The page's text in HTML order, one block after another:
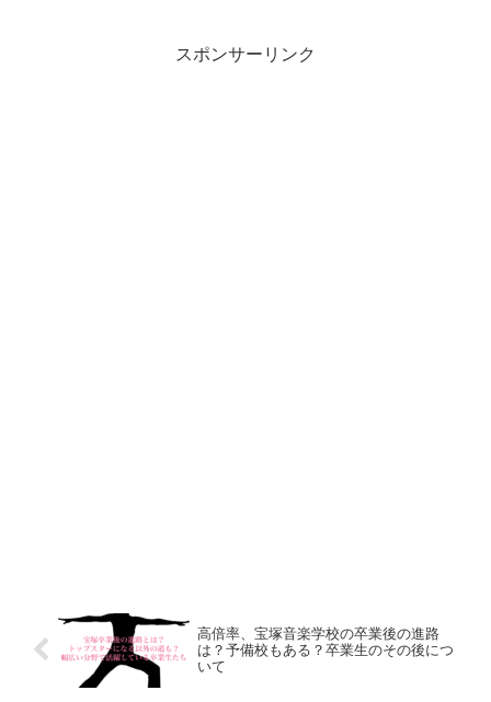
スポンサーリンク
高倍率、宝塚音楽学校の卒業後の進路
は？予備校もある？卒業生のその後につ
いて